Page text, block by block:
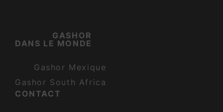
GASHOR
DANS LE MONDE
Gashor Mexique
Gashor South Africa
CONTACT